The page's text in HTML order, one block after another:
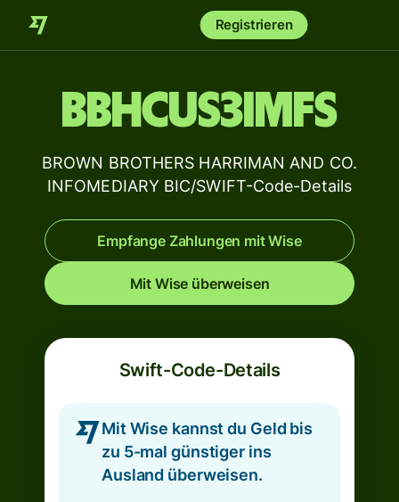
Registrieren
BBHCUS3IMFS
BROWN BROTHERS HARRIMAN AND CO.
INFOMEDIARY BIC/SWIFT-Code-Details
Empfange Zahlungen mit Wise
Mit Wise überweisen
Swift-Code-Details
Mit Wise kannst du Geld bis
zu 5-mal günstiger ins
Ausland überweisen.